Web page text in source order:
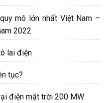
mô lớn nhất Việt Nam –
2022
lai điện
tục?
điện mặt trời 200 MW